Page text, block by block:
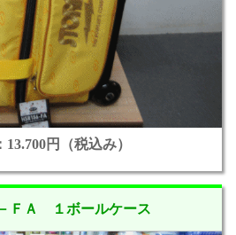
円（税込み）
ＦＡ １ボールケース